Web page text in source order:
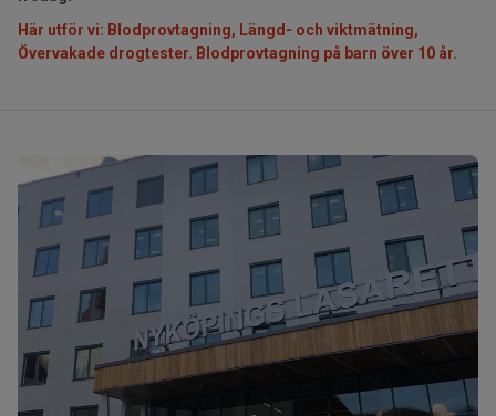
Här utför vi: Blodprovtagning, Längd- och viktmätning,
Övervakade drogtester. Blodprovtagning på barn över 10 år.